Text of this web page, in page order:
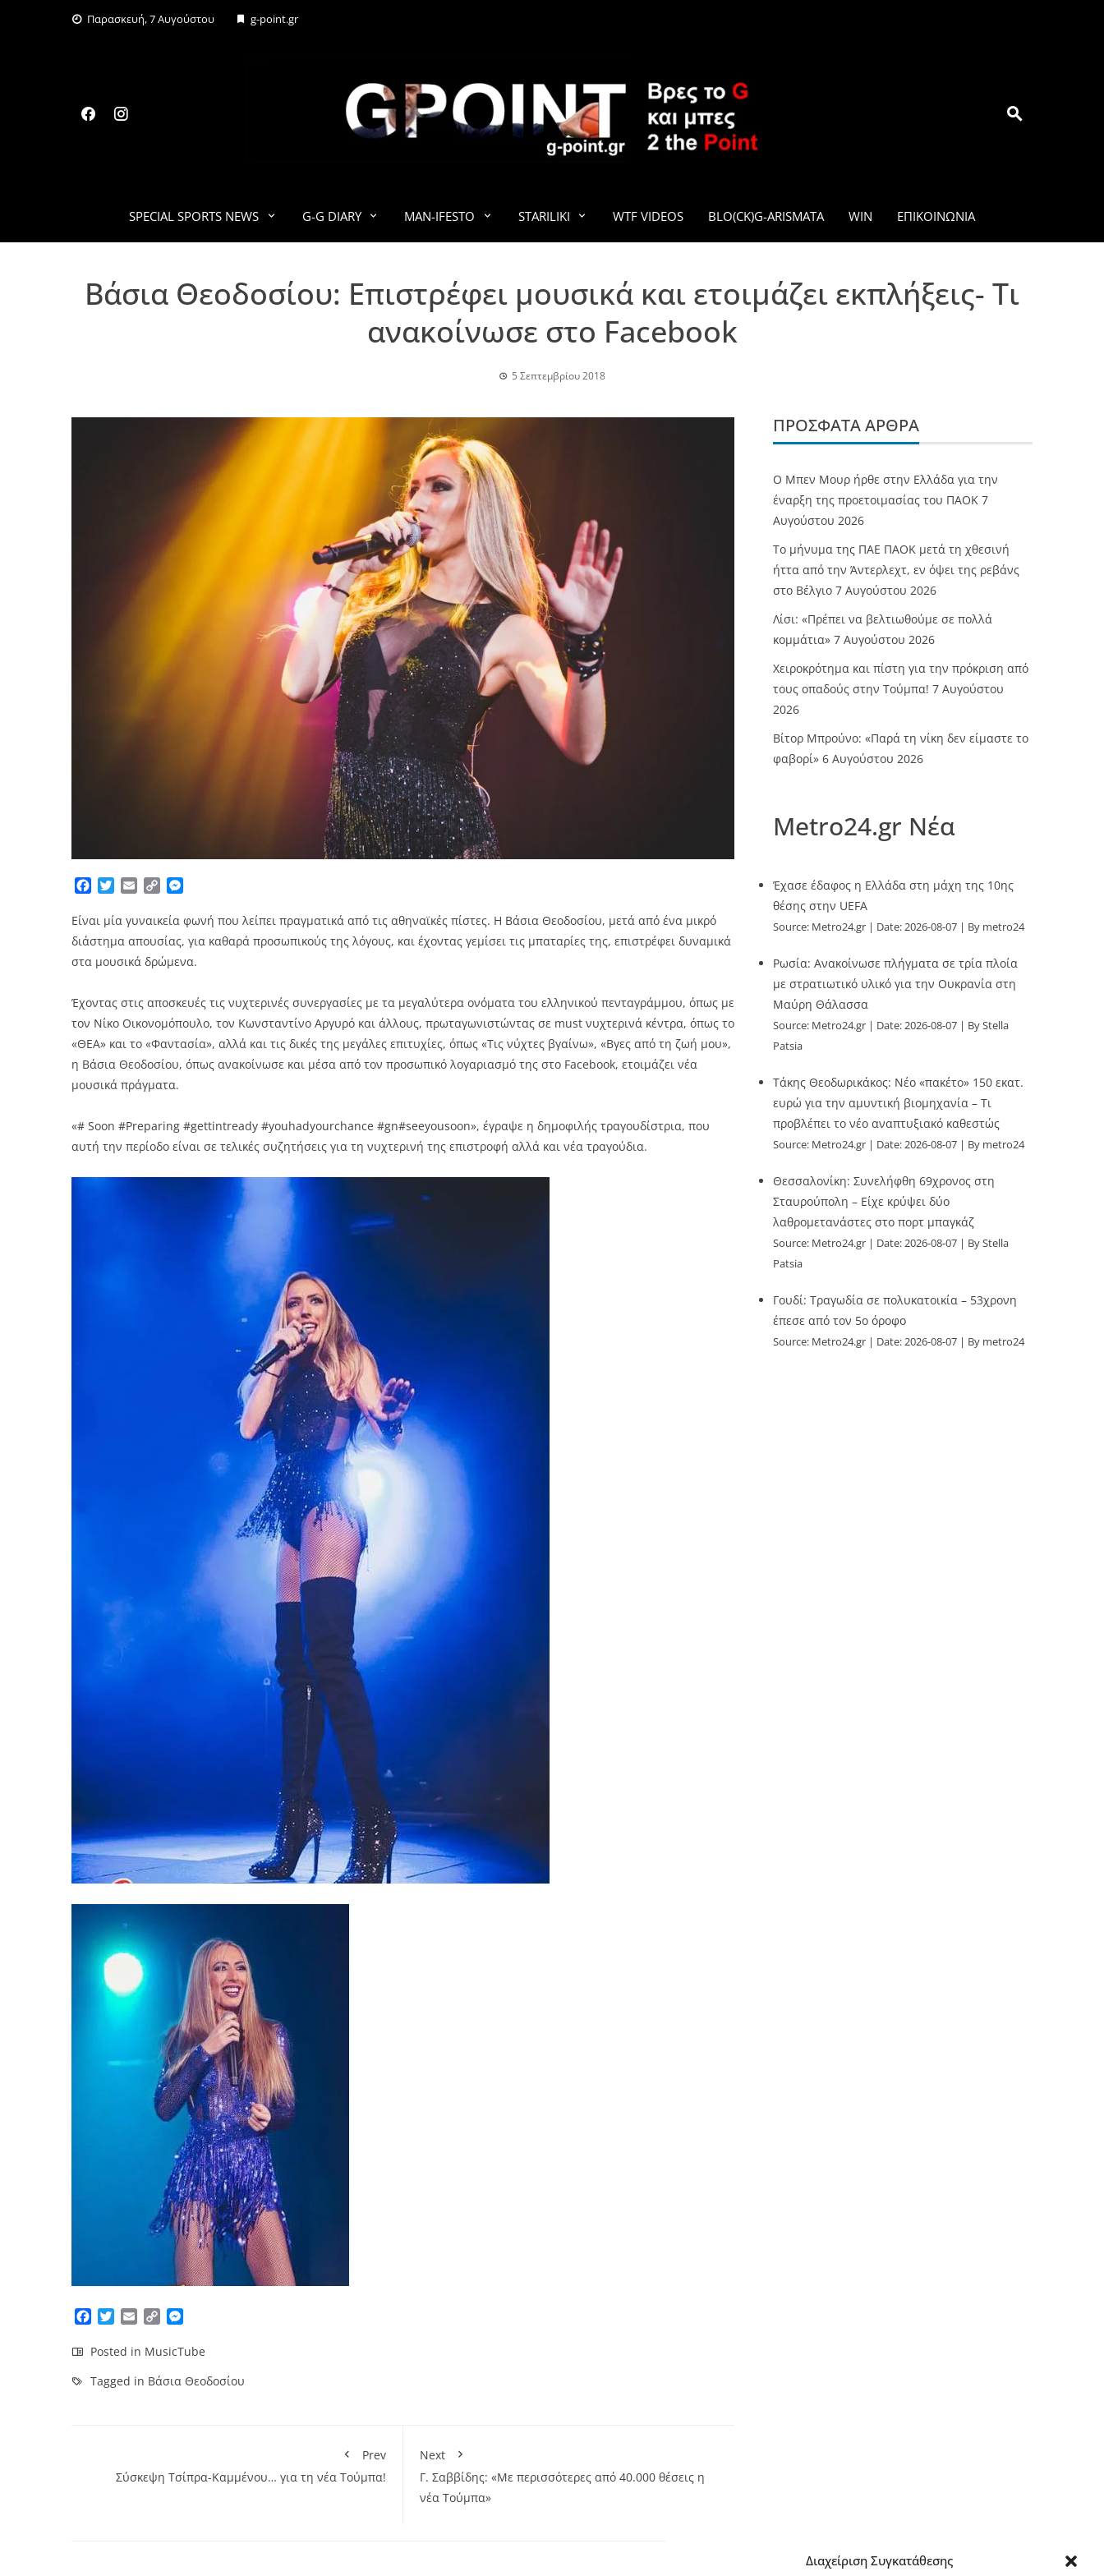
Διαχείριση Συγκατάθεσης
Παρασκευή, 7 Αυγούστου g-point.gr
G-POINT.GR
SPECIAL SPORTS NEWS G-G DIARY MAN-IFESTO STARILIKI WTF VIDEOS BLO(CK)G-ARISMATA WIN ΕΠΙΚΟΙΝΩΝΊΑ
Βάσια Θεοδοσίου: Επιστρέφει μουσικά και ετοιμάζει εκπλήξεις- Τι
ανακοίνωσε στο Facebook
5 Σεπτεμβρίου 2018
Facebook
TwitterEmailCopy
Είναι μία γυναικεία φωνή που λείπει πραγματικά από τις αθηναϊκές πίστες. Η Βάσια Θεοδοσίου, μετά από ένα μικρό
διάστημα απουσίας, για καθαρά προσωπικούς της λόγους, και έχοντας γεμίσει τις μπαταρίες της, επιστρέφει δυναμικά
στα μουσικά δρώμενα.
Έχοντας στις αποσκευές τις νυχτερινές συνεργασίες με τα μεγαλύτερα ονόματα του ελληνικού πενταγράμμου, όπως με
τον Νίκο Οικονομόπουλο, τον Κωνσταντίνο Αργυρό και άλλους, πρωταγωνιστώντας σε must νυχτερινά κέντρα, όπως το
«ΘΕΑ» και το «Φαντασία», αλλά και τις δικές της μεγάλες επιτυχίες, όπως «Τις νύχτες βγαίνω», «Βγες από τη ζωή μου»,
η Βάσια Θεοδοσίου, όπως ανακοίνωσε και μέσα από τον προσωπικό λογαριασμό της στο Facebook, ετοιμάζει νέα
μουσικά πράγματα.
«# Soon #Preparing #gettintready #youhadyourchance #gn#seeyousoon», έγραψε η δημοφιλής τραγουδίστρια, που
αυτή την περίοδο είναι σε τελικές συζητήσεις για τη νυχτερινή της επιστροφή αλλά και νέα τραγούδια.
Facebook
TwitterEmailCopy
Posted in MusicTube
Tagged in Βάσια Θεοδοσίου
Prev
Σύσκεψη Τσίπρα-Καμμένου… για τη νέα Τούμπα!
Next
Γ. Σαββίδης: «Με περισσότερες από 40.000 θέσεις η
νέα Τούμπα»
ΠΡΌΣΦΑΤΑ ΆΡΘΡΑ
O Mπεν Μουρ ήρθε στην Ελλάδα για την
έναρξη της προετοιμασίας του ΠΑΟΚ 7
Αυγούστου 2026
Το μήνυμα της ΠΑΕ ΠΑΟΚ μετά τη χθεσινή
ήττα από την Άντερλεχτ, εν όψει της ρεβάνς
στο Βέλγιο 7 Αυγούστου 2026
Λίσι: «Πρέπει να βελτιωθούμε σε πολλά
κομμάτια» 7 Αυγούστου 2026
Χειροκρότημα και πίστη για την πρόκριση από
τους οπαδούς στην Τούμπα! 7 Αυγούστου
2026
Βίτορ Μπρούνο: «Παρά τη νίκη δεν είμαστε το
φαβορί» 6 Αυγούστου 2026
Metro24.gr Νέα
Έχασε έδαφος η Ελλάδα στη μάχη της 10ης
θέσης στην UEFA
Source: Metro24.gr Date: 2026-08-07 By metro24
Ρωσία: Ανακοίνωσε πλήγματα σε τρία πλοία
με στρατιωτικό υλικό για την Ουκρανία στη
Μαύρη Θάλασσα
Source: Metro24.gr Date: 2026-08-07
By Stella
Patsia
Τάκης Θεοδωρικάκος: Νέο «πακέτο» 150 εκατ.
ευρώ για την αμυντική βιομηχανία – Τι
προβλέπει το νέο αναπτυξιακό καθεστώς
Source: Metro24.gr Date: 2026-08-07 By metro24
Θεσσαλονίκη: Συνελήφθη 69χρονος στη
Σταυρούπολη – Είχε κρύψει δύο
λαθρομετανάστες στο πορτ μπαγκάζ
Source: Metro24.gr Date: 2026-08-07
By Stella
Patsia
Γουδί: Τραγωδία σε πολυκατοικία – 53χρονη
έπεσε από τον 5ο όροφο
Source: Metro24.gr Date: 2026-08-07 By metro24